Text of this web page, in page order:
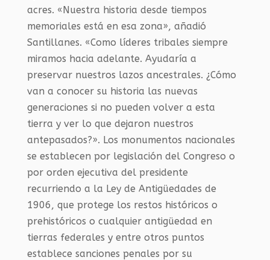
acres. «Nuestra historia desde tiempos
memoriales está en esa zona», añadió
Santillanes. «Como líderes tribales siempre
miramos hacia adelante. Ayudaría a
preservar nuestros lazos ancestrales. ¿Cómo
van a conocer su historia las nuevas
generaciones si no pueden volver a esta
tierra y ver lo que dejaron nuestros
antepasados?». Los monumentos nacionales
se establecen por legislación del Congreso o
por orden ejecutiva del presidente
recurriendo a la Ley de Antigüedades de
1906, que protege los restos históricos o
prehistóricos o cualquier antigüedad en
tierras federales y entre otros puntos
establece sanciones penales por su